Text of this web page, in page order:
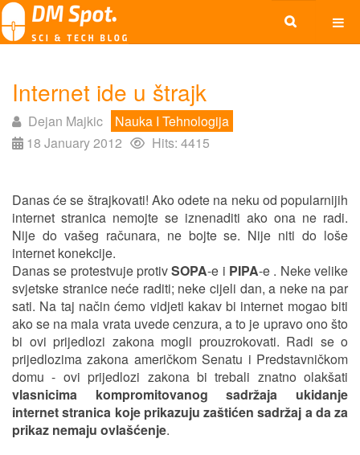
Internet ide u štrajk
Dejan Majkic
Nauka I Tehnologija
18 January 2012
Hits: 4415
Danas će se štrajkovati! Ako odete na neku od popularnijih
internet stranica nemojte se iznenaditi ako ona ne radi.
Nije do vašeg računara, ne bojte se. Nije niti do loše
internet konekcije.
Danas se protestvuje protivSOPA-e i PIPA-e . Neke velike
svjetske stranice neće raditi; neke cijeli dan, a neke na par
sati. Na taj način ćemo vidjeti kakav bi internet mogao biti
ako se na mala vrata uvede cenzura, a to je upravo ono što
bi ovi prijedlozi zakona mogli prouzrokovati. Radi se o
prijedlozima zakona američkom Senatu i Predstavničkom
domu - ovi prijedlozi zakona bi trebali znatno olakšati
vlasnicima kompromitovanog sadržaja ukidanje
internet stranica koje prikazuju zaštićen sadržaj a da za
prikaz nemaju ovlašćenje.